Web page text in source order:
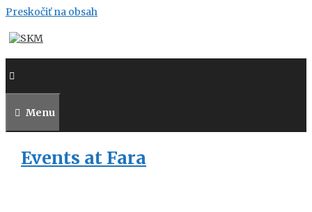
Preskočiť na obsah
Menu
Events at Fara